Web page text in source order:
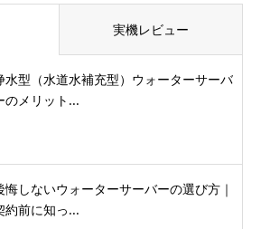
実機レビュー
水型（水道水補充型）ウォーターサーバ
のメリット...
悔しないウォーターサーバーの選び方｜
約前に知っ...